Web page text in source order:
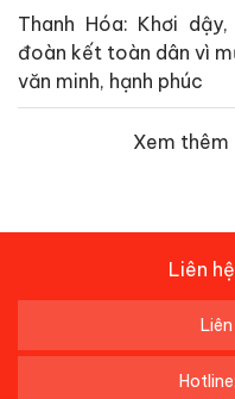
DIỄN ĐÀN KHOA HỌC
CHÍNH SÁCH TRONG HỘI
CHÍNH SÁCH,
Giấy phép hoạt động Tạp
Truyền thông -
Email nhận